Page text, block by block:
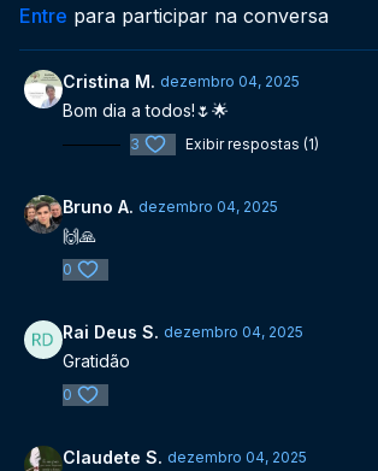
Entre para participar na conversa
Cristina M. dezembro 04, 2025
Bom dia a todos!🌷🌟
3 Exibir respostas (1)
Bruno A. dezembro 04, 2025
🙌🙏
0
Rai Deus S. dezembro 04, 2025
Gratidão
0
Claudete S. dezembro 04, 2025